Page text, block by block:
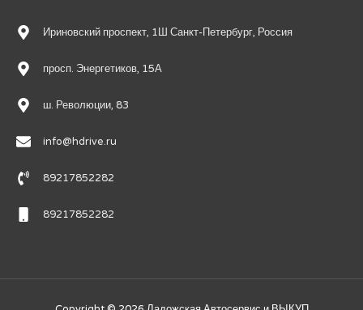
Ириновский проспект, 1Ш Санкт-Петербург, Россия
просп. Энергетиков, 15А
ш. Революции, 83
info@hdrive.ru
89217852282
89217852282